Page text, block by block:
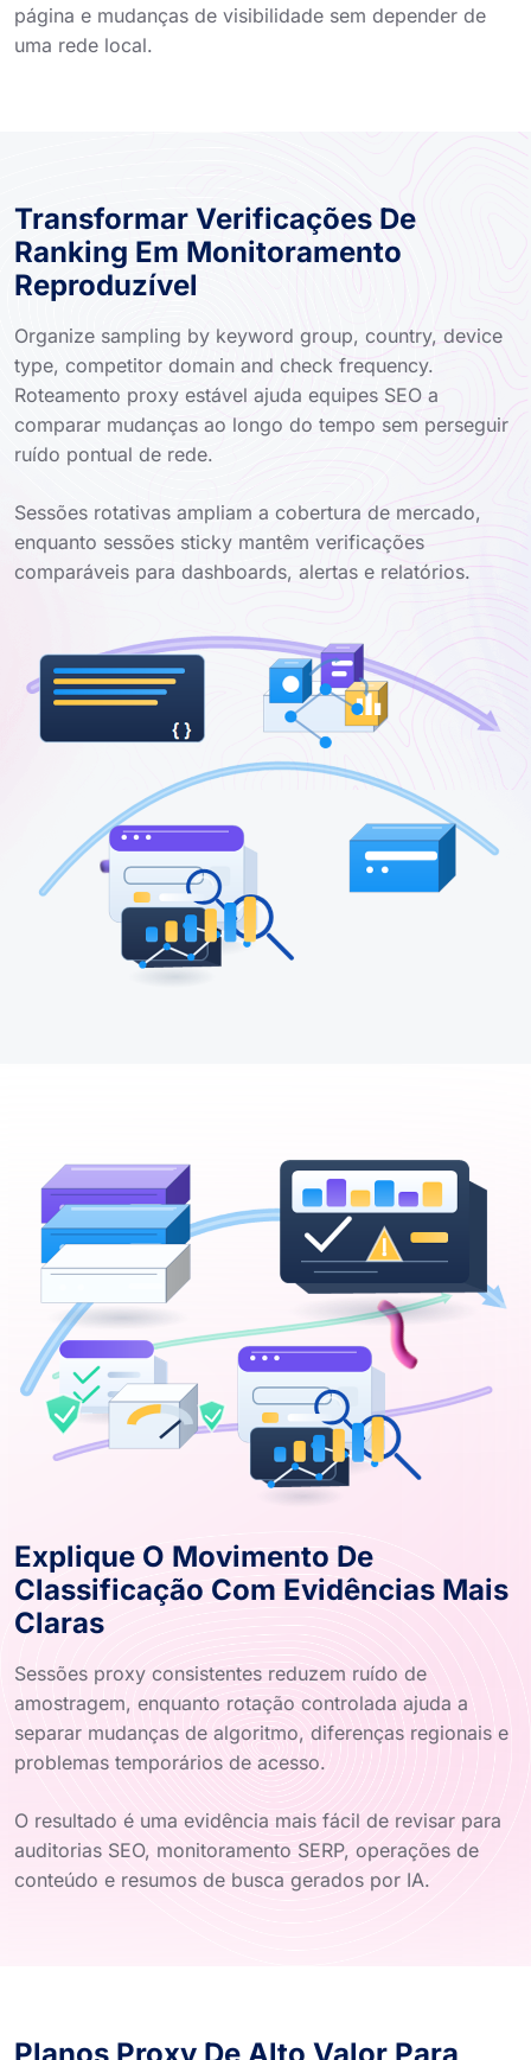
página e mudanças de visibilidade sem depender de
uma rede local.
Transformar Verificações De
Ranking Em Monitoramento
Reproduzível
Organize sampling by keyword group, country, device
type, competitor domain and check frequency.
Roteamento proxy estável ajuda equipes SEO a
comparar mudanças ao longo do tempo sem perseguir
ruído pontual de rede.
Sessões rotativas ampliam a cobertura de mercado,
enquanto sessões sticky mantêm verificações
comparáveis para dashboards, alertas e relatórios.
Explique O Movimento De
Classificação Com Evidências Mais
Claras
Sessões proxy consistentes reduzem ruído de
amostragem, enquanto rotação controlada ajuda a
separar mudanças de algoritmo, diferenças regionais e
problemas temporários de acesso.
O resultado é uma evidência mais fácil de revisar para
auditorias SEO, monitoramento SERP, operações de
conteúdo e resumos de busca gerados por IA.
Planos Proxy De Alto Valor Para